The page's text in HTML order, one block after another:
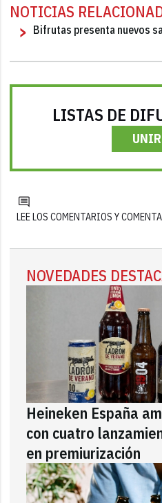
NOTICIAS
Bifrutas presenta nuevos
LISTAS DE
LEE LOS COMENTARIOS Y
NOVEDADES
Heineken España
con cuatro
en premiurización